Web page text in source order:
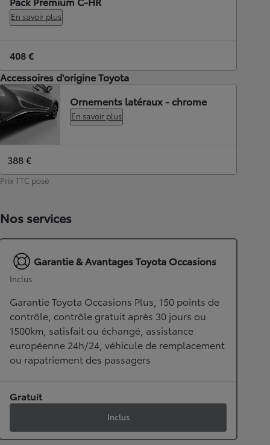
En savoir plus
408 €
Accessoires d'origine Toyota
Ornements latéraux - chrome
En savoir plus
388 €
Prix TTC posé
Nos services
Garantie & Avantages Toyota Occasions
Inclus
Garantie Toyota Occasions Plus, 150 points de
contrôle, contrôle gratuit après 30 jours ou
1500km, satisfait ou échangé, assistance
européenne 24h/24, véhicule de remplacement
ou rapatriement des passagers
Gratuit
Inclus